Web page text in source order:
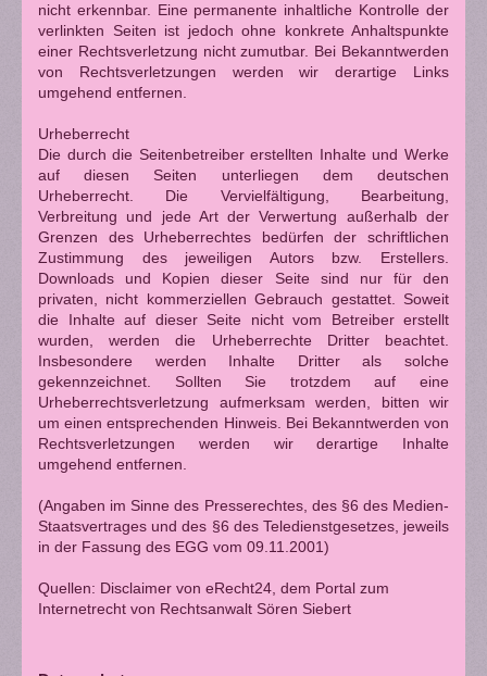
nicht erkennbar. Eine permanente inhaltliche Kontrolle der
verlinkten Seiten ist jedoch ohne konkrete Anhaltspunkte
einer Rechtsverletzung nicht zumutbar. Bei Bekanntwerden
von Rechtsverletzungen werden wir derartige Links
umgehend entfernen.
Urheberrecht
Die durch die Seitenbetreiber erstellten Inhalte und Werke
auf diesen Seiten unterliegen dem deutschen
Urheberrecht. Die Vervielfältigung, Bearbeitung,
Verbreitung und jede Art der Verwertung außerhalb der
Grenzen des Urheberrechtes bedürfen der schriftlichen
Zustimmung des jeweiligen Autors bzw. Erstellers.
Downloads und Kopien dieser Seite sind nur für den
privaten, nicht kommerziellen Gebrauch gestattet. Soweit
die Inhalte auf dieser Seite nicht vom Betreiber erstellt
wurden, werden die Urheberrechte Dritter beachtet.
Insbesondere werden Inhalte Dritter als solche
gekennzeichnet. Sollten Sie trotzdem auf eine
Urheberrechtsverletzung aufmerksam werden, bitten wir
um einen entsprechenden Hinweis. Bei Bekanntwerden von
Rechtsverletzungen werden wir derartige Inhalte
umgehend entfernen.
(Angaben im Sinne des Presserechtes, des §6 des Medien-
Staatsvertrages und des §6 des Teledienstgesetzes, jeweils
in der Fassung des EGG vom 09.11.2001)
Quellen: Disclaimer von eRecht24, dem Portal zum
Internetrecht von Rechtsanwalt Sören Siebert